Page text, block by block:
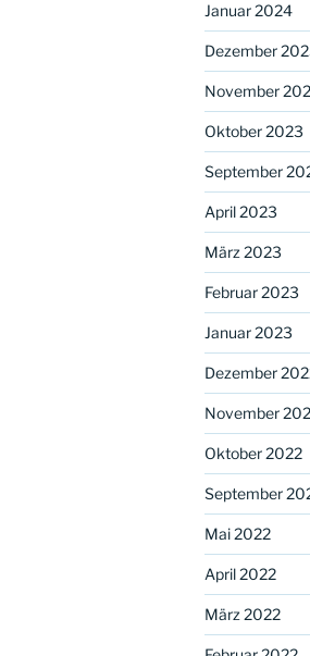
Januar 2024
Dezember
November
Oktober 2023
September
April 2023
März 2023
Februar 2023
Januar 2023
Dezember
November
Oktober 2022
September
Mai 2022
April 2022
März 2022